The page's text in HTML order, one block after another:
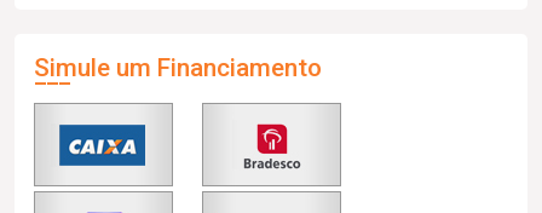
Simule um Financiamento